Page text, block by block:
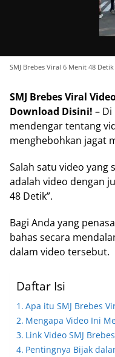
SMJ Brebes Viral 6 Menit 48 Detik
SMJ Brebes Viral
Download Disini! –
mendengar tentang
menghebohkan jagat
Salah satu video yang
adalah video dengan
48 Detik”.
Bagi Anda yang
bahas secara
dalam video tersebut.
Daftar Isi
Apa itu SMJ Brebes
Mengapa Video Ini
Link Video SMJ
Pentingnya Bijak